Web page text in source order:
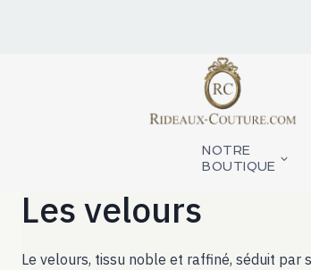
NOTRE
BOUTIQUE
Les velours
Le velours, tissu noble et raffiné, séduit